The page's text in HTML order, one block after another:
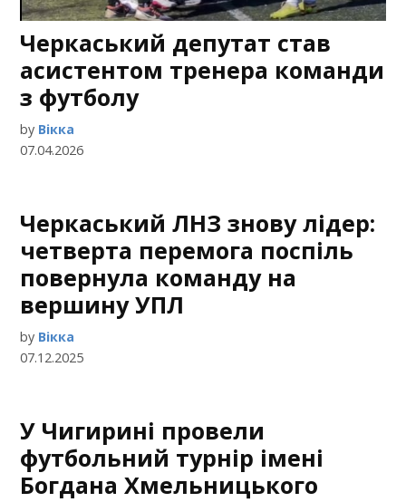
Черкаський депутат став
асистентом тренера команди
з футболу
by Вікка
07.04.2026
Черкаський ЛНЗ знову лідер:
четверта перемога поспіль
повернула команду на
вершину УПЛ
by Вікка
07.12.2025
У Чигирині провели
футбольний турнір імені
Богдана Хмельницького